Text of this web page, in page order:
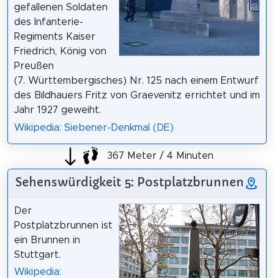
gefallenen Soldaten
des Infanterie-
Regiments Kaiser
Friedrich, König von
Preußen
(7. Württembergisches) Nr. 125 nach einem Entwurf
des Bildhauers Fritz von Graevenitz errichtet und im
Jahr 1927 geweiht.
Wikipedia: Siebener-Denkmal (DE)
367 Meter / 4 Minuten
Sehenswürdigkeit 5: Postplatzbrunnen
Der
Postplatzbrunnen ist
ein Brunnen in
Stuttgart.
Wikipedia: